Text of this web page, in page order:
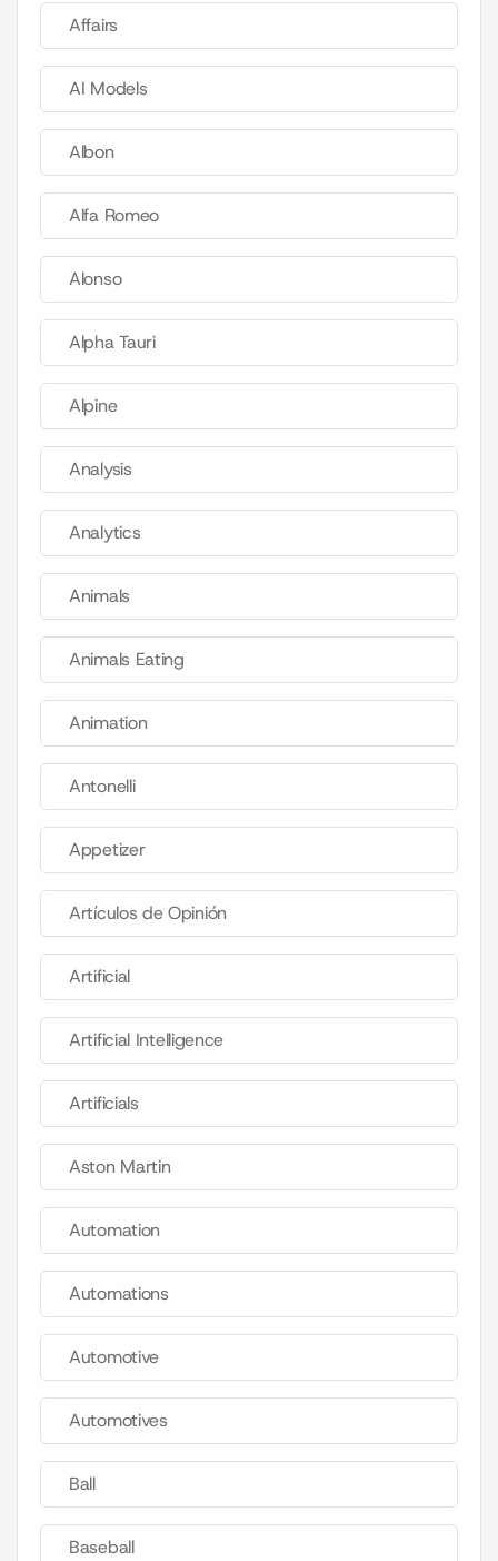
Affairs
AI Models
Albon
Alfa Romeo
Alonso
Alpha Tauri
Alpine
Analysis
Analytics
Animals
Animals Eating
Animation
Antonelli
Appetizer
Artículos de Opinión
Artificial
Artificial Intelligence
Artificials
Aston Martin
Automation
Automations
Automotive
Automotives
Ball
Baseball